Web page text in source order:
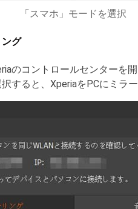
「スマホ」モードを選択
グ
のコントロールセンターを
ると、XperiaをPCにミラー